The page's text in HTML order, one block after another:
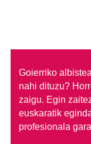
Goierriko
nahi dituzu?
zaigu. Egin
euskaratik
profesionala